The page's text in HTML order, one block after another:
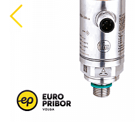
Previous